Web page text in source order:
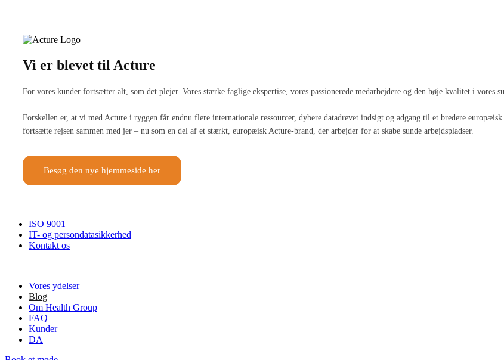
Vi er blevet til Acture
For vores kunder fortsætter alt, som det plejer. Vores stærke faglige ekspertise, vores passionerede medarbejdere og den høje kvalitet i vores
Forskellen er, at vi med Acture i ryggen får endnu flere internationale ressourcer, dybere datadrevet indsigt og adgang til et bredere
fortsætte rejsen sammen med jer – nu som en del af et stærkt, europæisk Acture-brand, der arbejder for at skabe sunde arbejdspladser.
Besøg den nye hjemmeside her
ISO 9001
IT- og persondatasikkerhed
Kontakt os
Vores ydelser
Blog
Om Health Group
FAQ
Kunder
DA